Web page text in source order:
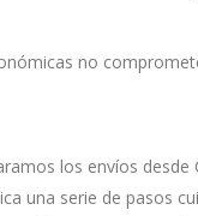
no
los envíos desde
una serie de pasos